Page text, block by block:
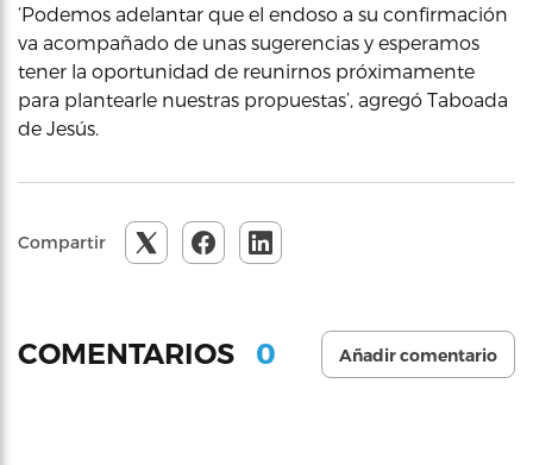
‘Podemos adelantar que el endoso a su confirmación
va acompañado de unas sugerencias y esperamos
tener la oportunidad de reunirnos próximamente
para plantearle nuestras propuestas’, agregó Taboada
de Jesús.
Compartir
COMENTARIOS 0 Añadir comentario